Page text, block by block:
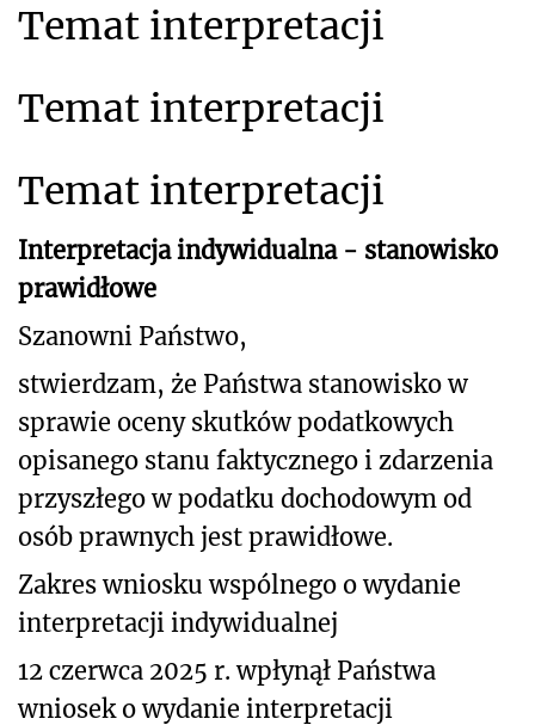
Temat interpretacji
Temat interpretacji
Temat interpretacji
Interpretacja indywidualna - stanowisko
prawidłowe
Szanowni Państwo,
stwierdzam, że Państwa stanowisko w
sprawie oceny skutków podatkowych
opisanego stanu faktycznego i zdarzenia
przyszłego w podatku dochodowym od
osób prawnych jest prawidłowe.
Zakres wniosku wspólnego o wydanie
interpretacji indywidualnej
12 czerwca 2025 r. wpłynął Państwa
wniosek o wydanie interpretacji